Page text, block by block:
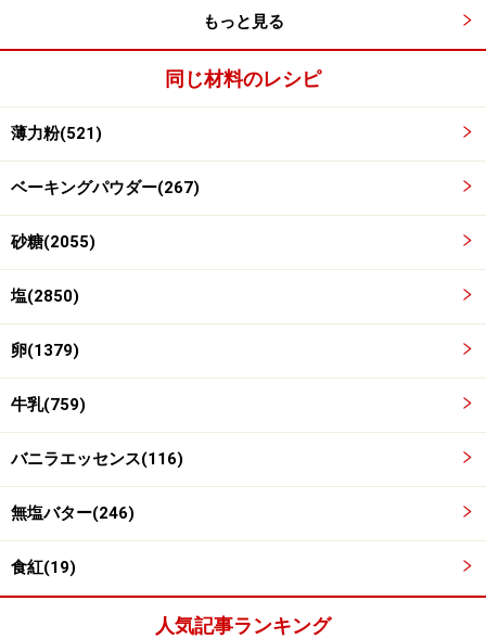
ーキングパウダー、砂糖、塩を入れて泡だて器でグルグ
ル混ぜる。バターをレンジで溶かす。
重さをはかったボウルで卵をほぐし、牛乳とバニラエッ
もっと見る
同じ材料のレシピ
薄力粉(521)
ベーキングパウダー(267)
砂糖(2055)
塩(2850)
卵(1379)
牛乳(759)
バニラエッセンス(116)
無塩バター(246)
食紅(19)
人気記事ランキング